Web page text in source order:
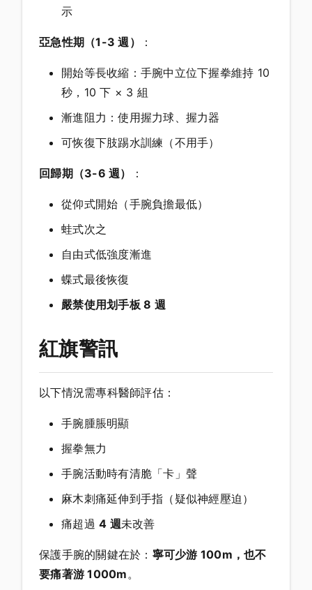
示
亞急性期（1-3 週） ：
開始等長收縮：手腕中立位下握拳維持 10
秒，10 下 × 3 組
漸進阻力：使用握力球、握力器
可恢復下肢踢水訓練（不用手）
回歸期（3-6 週） ：
從仰式開始（手腕負擔最低）
蛙式次之
自由式低強度漸進
蝶式最後恢復
嚴禁使用划手板 8 週
紅旗警訊
以下情況需專科醫師評估：
手腕腫脹明顯
握拳無力
手腕活動時有清脆「卡」聲
麻木刺痛延伸到手指（疑似神經壓迫）
痛超過 4 週未改善
保護手腕的關鍵在於： 寧可少游 100m，也不
要痛著游 1000m 。